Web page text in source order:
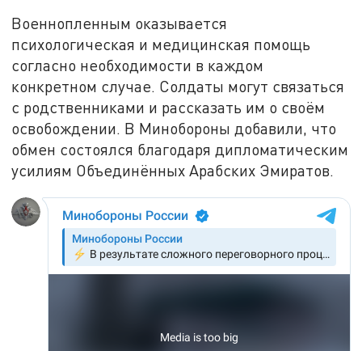
Военнопленным оказывается
психологическая и медицинская помощь
согласно необходимости в каждом
конкретном случае. Солдаты могут связаться
с родственниками и рассказать им о своём
освобождении. В Минобороны добавили, что
обмен состоялся благодаря дипломатическим
усилиям Объединённых Арабских Эмиратов.